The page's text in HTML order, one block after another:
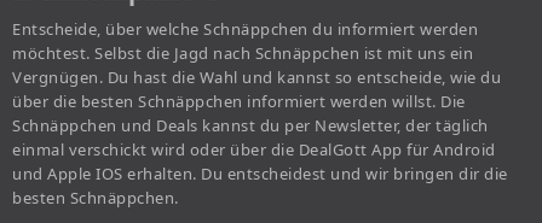
Entscheide, über welche Schnäppchen du informiert werden
möchtest. Selbst die Jagd nach Schnäppchen ist mit uns ein
Vergnügen. Du hast die Wahl und kannst so entscheide, wie du
über die besten Schnäppchen informiert werden willst. Die
Schnäppchen und Deals kannst du per Newsletter, der täglich
einmal verschickt wird oder über die DealGott App für Android
und Apple IOS erhalten. Du entscheidest und wir bringen dir die
besten Schnäppchen.